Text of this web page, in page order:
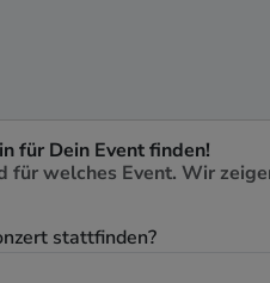
für Dein Event finden!
für welches Event. Wir
stattfinden?